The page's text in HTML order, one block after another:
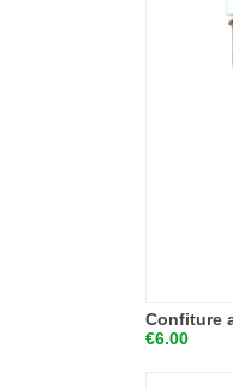
Confiture
€6.00